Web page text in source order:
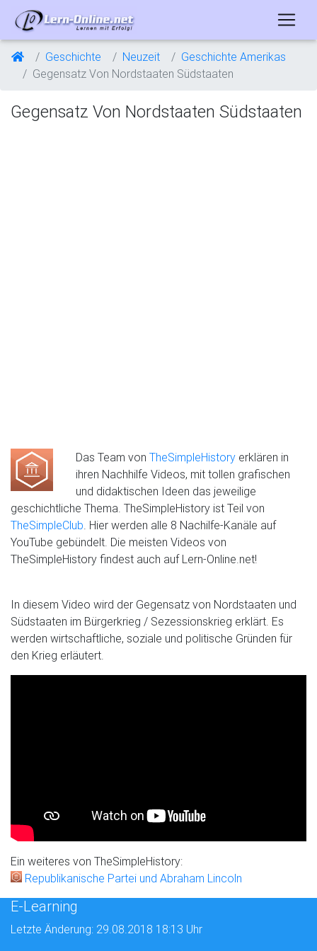
Geschichte Neuzeit
Geschichte Amerikas
Gegensatz Von Nordstaaten Südstaaten
Gegensatz Von Nordstaaten Südstaaten
Das Team von TheSimpleHistory erklären in
ihren Nachhilfe Videos, mit tollen grafischen
und didaktischen Ideen das jeweilige
geschichtliche Thema. TheSimpleHistory ist Teil von
TheSimpleClub. Hier werden alle 8 Nachilfe-Kanäle auf
YouTube gebündelt. Die meisten Videos von
TheSimpleHistory findest auch auf Lern-Online.net!
In diesem Video wird der Gegensatz von Nordstaaten und
Südstaaten im Bürgerkrieg / Sezessionskrieg erklärt. Es
werden wirtschaftliche, soziale und politische Gründen für
den Krieg erläutert.
Ein weiteres von TheSimpleHistory:
Republikanische Partei und Abraham Lincoln
E-Learning
Letzte Änderung: 29.08.2018 18:13 Uhr